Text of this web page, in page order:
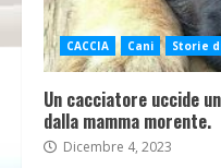
CACCIA Cani Storie
Un cacciatore uccide
dalla mamma morente.
Dicembre 4, 2023